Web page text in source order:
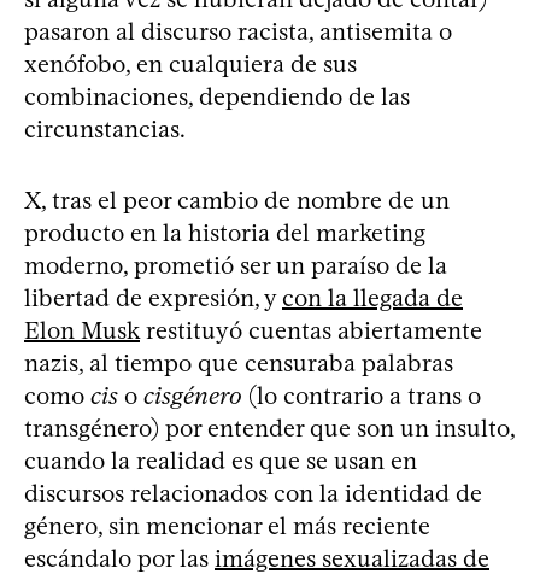
pasaron al discurso racista, antisemita o
xenófobo, en cualquiera de sus
combinaciones, dependiendo de las
circunstancias.
X, tras el peor cambio de nombre de un
producto en la historia del marketing
moderno, prometió ser un paraíso de la
libertad de expresión, ycon la llegada de
Elon Musk restituyó cuentas abiertamente
nazis, al tiempo que censuraba palabras
como cis o cisgénero (lo contrario a trans o
transgénero) por entender que son un insulto,
cuando la realidad es que se usan en
discursos relacionados con la identidad de
género, sin mencionar el más reciente
escándalo por las imágenes sexualizadas de